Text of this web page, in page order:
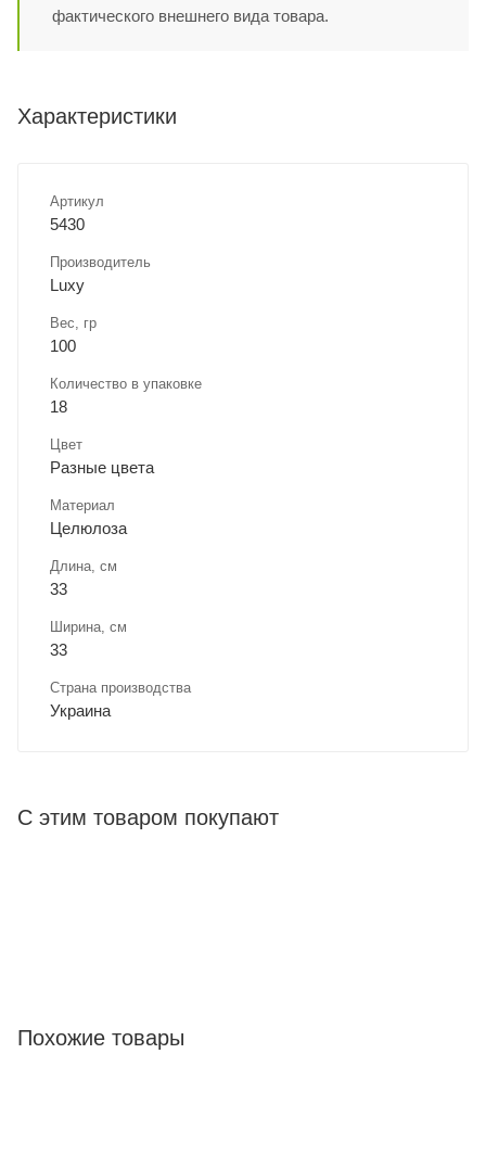
фактического внешнего вида товара.
Характеристики
Артикул
5430
Производитель
Luxy
Вес, гр
100
Количество в упаковке
18
Цвет
Разные цвета
Материал
Целюлоза
Длина, cм
33
Ширина, cм
33
Страна производства
Украина
С этим товаром покупают
Похожие товары